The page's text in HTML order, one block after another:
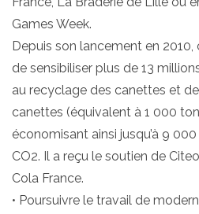
Games Week.
Depuis son lancement en
de sensibiliser plus de 13
au recyclage des canettes et
canettes (équivalent à 1 000
économisant ainsi jusqu’à 9
CO2. Il a reçu le soutien de
Cola France.
• Poursuivre le travail de